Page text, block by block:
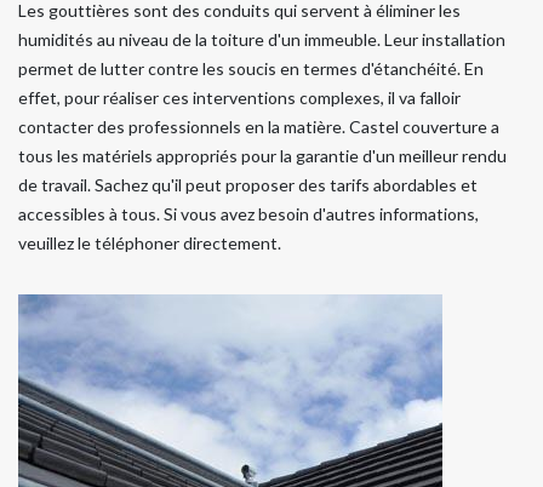
Les gouttières sont des conduits qui servent à éliminer les
humidités au niveau de la toiture d'un immeuble. Leur installation
permet de lutter contre les soucis en termes d'étanchéité. En
effet, pour réaliser ces interventions complexes, il va falloir
contacter des professionnels en la matière. Castel couverture a
tous les matériels appropriés pour la garantie d'un meilleur rendu
de travail. Sachez qu'il peut proposer des tarifs abordables et
accessibles à tous. Si vous avez besoin d'autres informations,
veuillez le téléphoner directement.